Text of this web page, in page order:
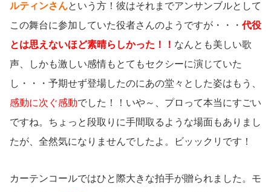
ルティンさんという方！彼はそれまでアンサンブルとして
この舞台に参加していた役者さんのようですが・・・代役
とは思えないほど素晴らしかった！！ なんとも美しい歌
声、しかも激しい感情もとてもセクシーに演じていた
し・・・予期せず登場したのにあの堂々とした姿はもう、
感動に次ぐ感動でした！！いや～、プロって本当にすごい
ですね。ちょっと段取りに手間取るような場面もありまし
たが、全然気になりませんでしたよ。ビッックリです！
カーテンコールではひと際大きな拍手が贈られました。モ